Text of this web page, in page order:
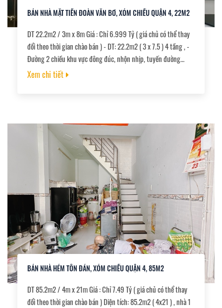
BÁN NHÀ MẶT TIỀN ĐOÀN VĂN BƠ, XÓM CHIẾU QUẬN 4, 22M2
DT 22.2m2 / 3m x 8m Giá : Chỉ 6.999 Tỷ ( giá chủ có thể thay
đổi theo thời gian chào bán ) - DT: 22.2m2 ( 3 x 7.5 ) 4 tầng , -
Đường 2 chiều khu vực đông đúc, nhộn nhịp, tuyến đường
buôn bán., - Nhà hiện đang cho thuê kinh doanh., - Sổ hồng,
Xem chi tiết
BÁN NHÀ HẺM TÔN ĐẢN, XÓM CHIẾU QUẬN 4, 85M2
DT 85.2m2 / 4m x 21m Giá : Chỉ 7.49 Tỷ ( giá chủ có thể thay
đổi theo thời gian chào bán ) Diện tích: 85.2m2 ( 4x21 ) , nhà 1